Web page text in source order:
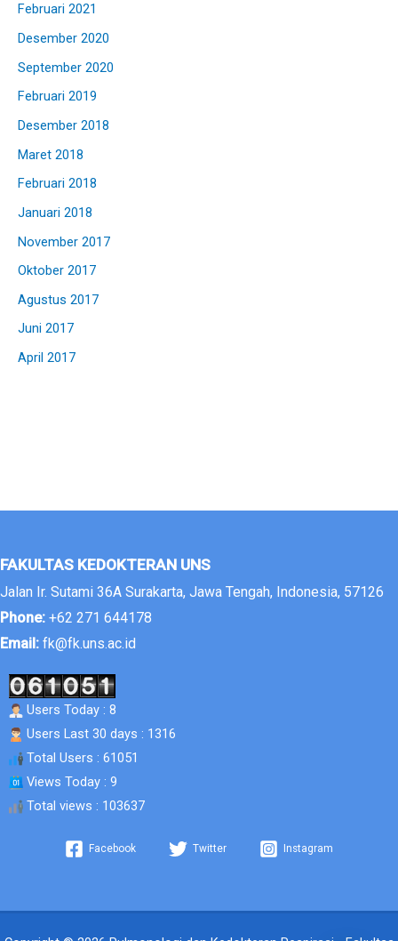
Februari 2021
Desember 2020
September 2020
Februari 2019
Desember 2018
Maret 2018
Februari 2018
Januari 2018
November 2017
Oktober 2017
Agustus 2017
Juni 2017
April 2017
FAKULTAS KEDOKTERAN UNS
Jalan Ir. Sutami 36A Surakarta, Jawa Tengah, Indonesia, 57126
Phone: +62 271 644178
Email: fk@fk.uns.ac.id
Users Today : 8
Users Last 30 days : 1316
Total Users : 61051
Views Today : 9
Total views : 103637
Facebook Twitter Instagram